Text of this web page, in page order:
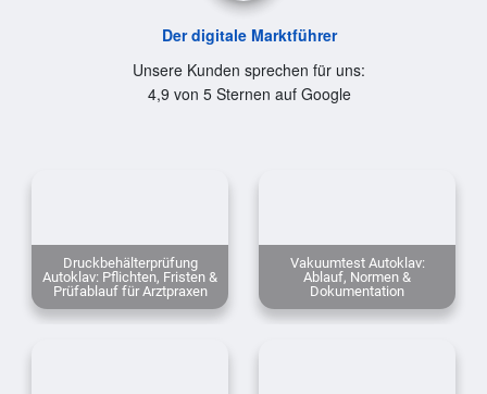
Der digitale Marktführer
Unsere Kunden sprechen für uns:
4,9 von 5 Sternen auf Google
Druckbehälterprüfung
Autoklav: Pflichten, Fristen &
Prüfablauf für Arztpraxen
Vakuumtest Autoklav:
Ablauf, Normen &
Dokumentation